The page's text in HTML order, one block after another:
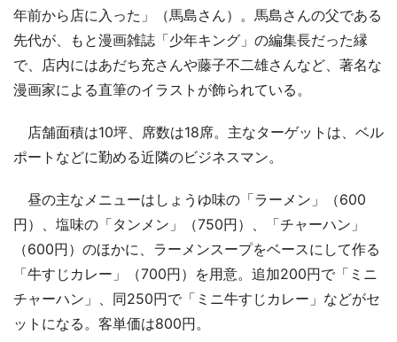
年前から店に入った」（馬島さん）。馬島さんの父である
先代が、もと漫画雑誌「少年キング」の編集長だった縁
で、店内にはあだち充さんや藤子不二雄さんなど、著名な
漫画家による直筆のイラストが飾られている。
店舗面積は10坪、席数は18席。主なターゲットは、ベル
ポートなどに勤める近隣のビジネスマン。
昼の主なメニューはしょうゆ味の「ラーメン」（600
円）、塩味の「タンメン」（750円）、「チャーハン」
（600円）のほかに、ラーメンスープをベースにして作る
「牛すじカレー」（700円）を用意。追加200円で「ミニ
チャーハン」、同250円で「ミニ牛すじカレー」などがセ
ットになる。客単価は800円。